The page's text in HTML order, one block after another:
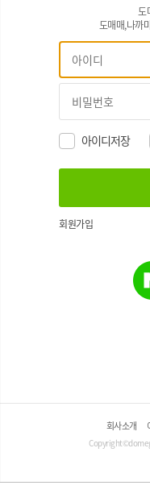
도
도매매,나까
아이디저장
회원가입
회사소개